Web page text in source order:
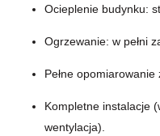
Ocieplenie budynku:
Ogrzewanie: w pełni
Pełne
Kompletne instalacje
wentylacja).